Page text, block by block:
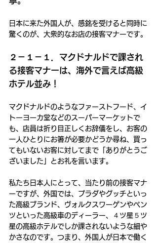
日本に来た外国人が、感銘を受けると同時に
驚くのが、大衆的なお店の接客マナーです。
２－１－１．マクドナルドで課され
る接客マナーは、海外で言えば高級
ホテル並み！
マクドナルドのようなファーストフード、イ
トーヨーカ堂などのスーパーマーケットで
も、店員は折り目正しくお辞儀をし、お客の
一人ひとりにお箸が必要かどうか尋ね、買っ
てもいないお客に対してまで「ありがとうご
ざいました」とお礼を言います。
私たち日本人にとって、当たり前の接客マナ
ーですが、外国では、プラダやグッチといっ
た高級ブランド、ヴォルクスワーゲンやベン
ツといった高級車のディーラー、４ツ星５ツ
星の高級ホテルでしか課されないような細や
かさなのです。つまり、外国人が日本で働く